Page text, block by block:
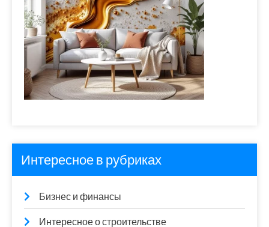
Интересное в рубриках
Бизнес и финансы
Интересное о строительстве